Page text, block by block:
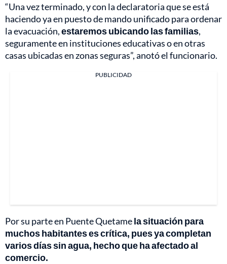
“Una vez terminado, y con la declaratoria que se está
haciendo ya en puesto de mando unificado para ordenar
la evacuación,estaremos ubicando las familias,
seguramente en instituciones educativas o en otras
casas ubicadas en zonas seguras”, anotó el funcionario.
PUBLICIDAD
Por su parte en Puente Quetamela situación para
muchos habitantes es crítica, pues ya completan
varios días sin agua, hecho que ha afectado al
comercio.